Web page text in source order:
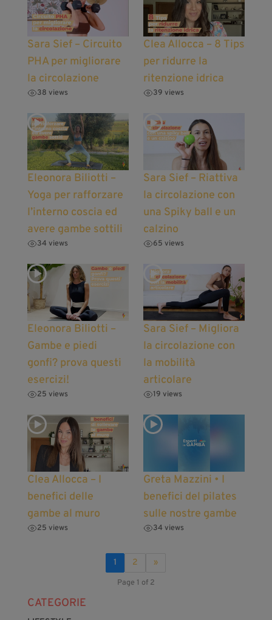
Sara Sief – Circuito
PHA per migliorare
la circolazione
38 views
Clea Allocca – 8 Tips
per ridurre la
ritenzione idrica
39 views
Eleonora Biliotti –
Yoga per rafforzare
l’interno coscia ed
avere gambe sottili
34 views
Sara Sief – Riattiva
la circolazione con
una Spiky ball e un
calzino
65 views
Eleonora Biliotti –
Gambe e piedi
gonfi? prova questi
esercizi!
25 views
Sara Sief – Migliora
la circolazione con
la mobilità
articolare
19 views
Clea Allocca – I
benefici delle
gambe al muro
25 views
Greta Mazzini • I
benefici del pilates
sulle nostre gambe
34 views
1 2 »
Page 1 of 2
CATEGORIE